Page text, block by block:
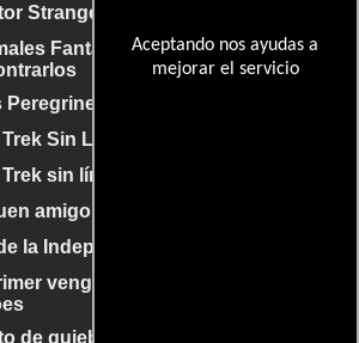
Aceptando nos ayudas a
mejorar el servicio
Strange. Hechicero supremo
Fantásticos y dónde
Peregrine y los niños peculiares
Sin Límites
sin límites
amigo gigante
la Independencia: Contraataque
vengador: La guerra de los
de quiebre